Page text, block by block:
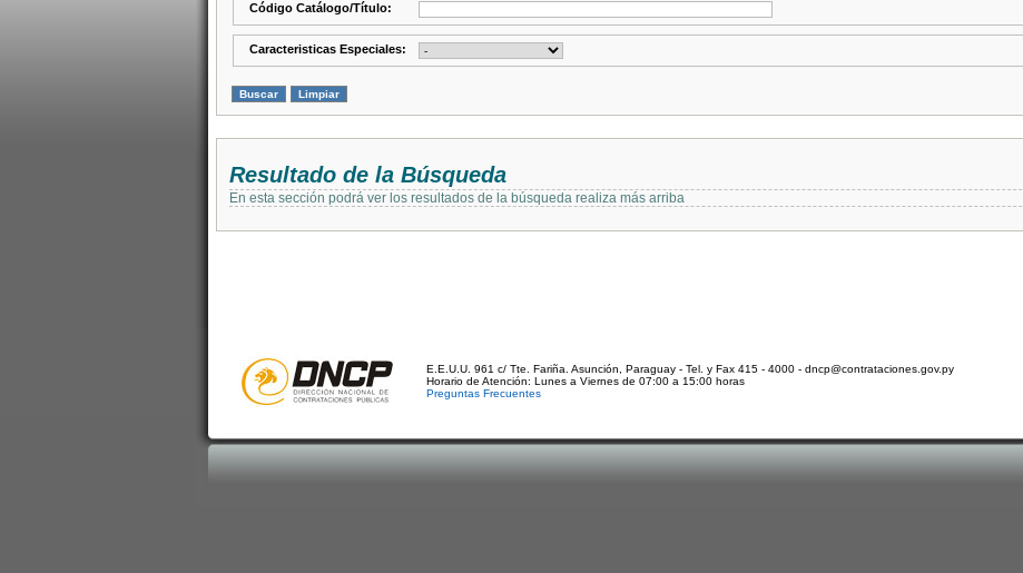
Código Catálogo/Título:
Caracteristicas Especiales:
Resultado de la Búsqueda
En esta sección podrá ver los resultados de la búsqueda realiza más arriba
E.E.U.U. 961 c/ Tte. Fariña. Asunción, Paraguay - Tel. y Fax 415 - 4000 - dncp@contrataciones.gov.py
Horario de Atención: Lunes a Viernes de 07:00 a 15:00 horas
Preguntas Frecuentes